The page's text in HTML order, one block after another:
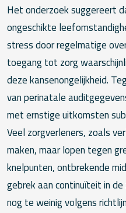
Het onderzoek suggereert
ongeschikte
stress door regelmatige
toegang tot zorg
deze kansenongelijkheid.
van perinatale
met ernstige uitkomsten
Veel zorgverleners, zoals
maken, maar lopen tegen
knelpunten, ontbrekende
gebrek aan continuïteit in
nog te weinig volgens